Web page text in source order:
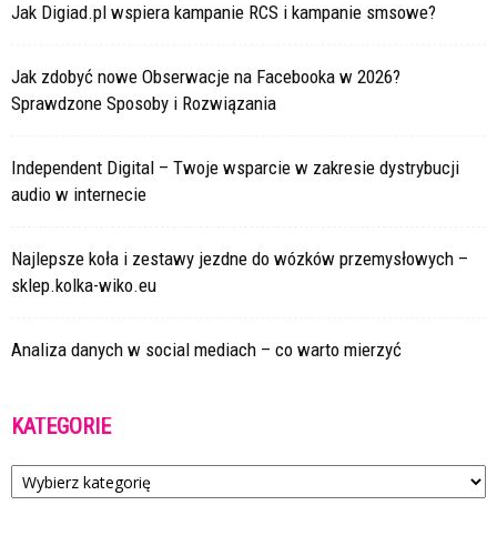
Jak Digiad.pl wspiera kampanie RCS i kampanie smsowe?
Jak zdobyć nowe Obserwacje na Facebooka w 2026?
Sprawdzone Sposoby i Rozwiązania
Independent Digital – Twoje wsparcie w zakresie dystrybucji
audio w internecie
Najlepsze koła i zestawy jezdne do wózków przemysłowych –
sklep.kolka-wiko.eu
Analiza danych w social mediach – co warto mierzyć
KATEGORIE
Kategorie